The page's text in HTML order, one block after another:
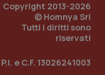
Copyright 2013-2026
© Homnya Srl
Tutti i diritti sono
riservati
P.I. e C.F. 13026241003